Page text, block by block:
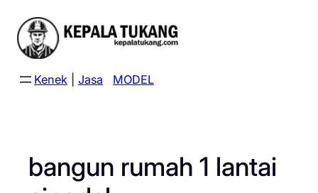
content
Kenek Jasa MODEL
bangun rumah 1 lantai